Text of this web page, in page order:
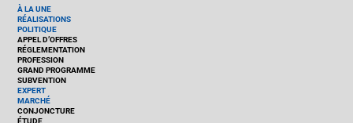
À LA UNE
RÉALISATIONS
POLITIQUE
APPEL D’OFFRES
RÉGLEMENTATION
PROFESSION
GRAND PROGRAMME
SUBVENTION
EXPERT
MARCHÉ
CONJONCTURE
ÉTUDE